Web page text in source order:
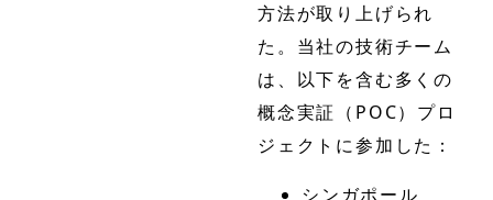
方法が取り上げられ
た。当社の技術チーム
は、以下を含む多くの
概念実証（POC）プロ
ジェクトに参加した：
シンガポール